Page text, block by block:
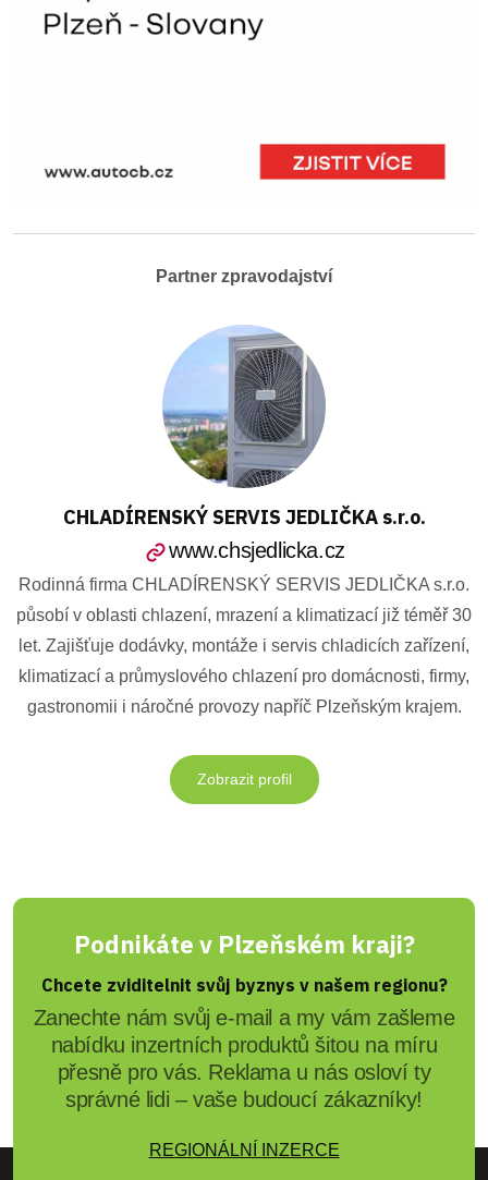
Partner zpravodajství
CHLADÍRENSKÝ SERVIS JEDLIČKA s.r.o.
www.chsjedlicka.cz
Rodinná firma CHLADÍRENSKÝ SERVIS JEDLIČKA s.r.o.
působí v oblasti chlazení, mrazení a klimatizací již téměř 30
let. Zajišťuje dodávky, montáže i servis chladicích zařízení,
klimatizací a průmyslového chlazení pro domácnosti, firmy,
gastronomii i náročné provozy napříč Plzeňským krajem.
Zobrazit profil
Podnikáte v Plzeňském kraji?
Chcete zviditelnit svůj byznys v našem regionu?
Zanechte nám svůj e-mail a my vám zašleme
nabídku inzertních produktů šitou na míru
přesně pro vás. Reklama u nás osloví ty
správné lidi – vaše budoucí zákazníky!
REGIONÁLNÍ INZERCE